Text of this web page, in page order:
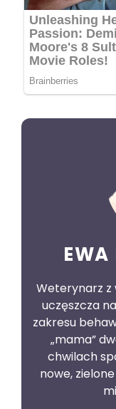
Weterynarz z
uczęszcza
zakresu
„mama”
chwilach
nowe,